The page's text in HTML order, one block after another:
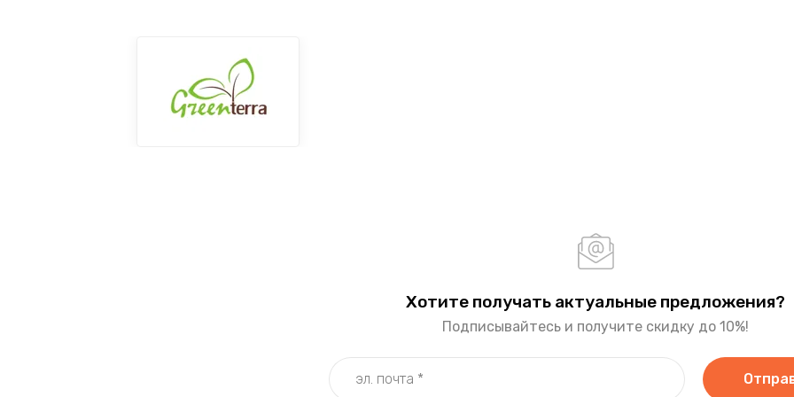
Хотите получать актуальные предложения?
Подписывайтесь и получите скидку до 10%!